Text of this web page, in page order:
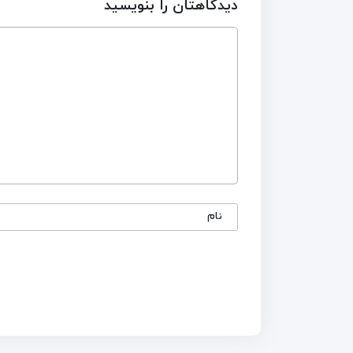
دیدگاهتان را بنویسید
نام